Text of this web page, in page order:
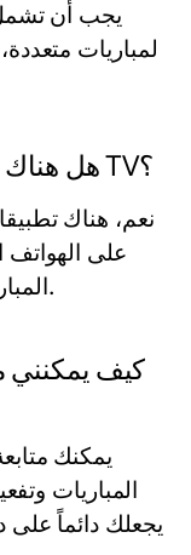
يجب أن تشمل
لمباريات
هل هناك تطبيقات مخصصة لكورة لايف TV؟
نعم، هناك
على الهواتف
المباريات والأخبار في أي وقت وأي مكان.
كيف يمكنني
يمكنك
المباريات
يجعلك دائماً